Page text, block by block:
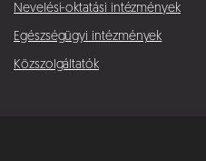
Nevelési-oktatási intézmények
Egészségügyi intézmények
Közszolgáltatók